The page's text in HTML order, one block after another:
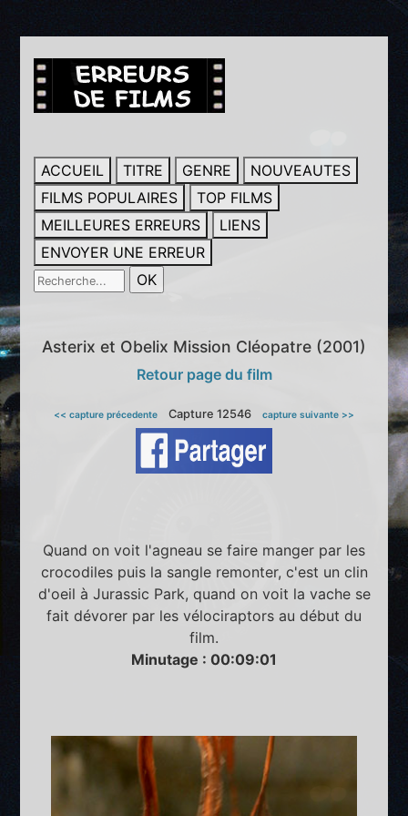
ACCUEIL TITRE GENRE
NOUVEAUTES
FILMS POPULAIRES
TOP FILMS
MEILLEURES ERREURS
LIENS
ENVOYER UNE ERREUR
Asterix et Obelix Mission Cléopatre (2001)
Retour page du film
<< capture précedente Capture 12546 capture suivante >>
Quand on voit l'agneau se faire manger par les
crocodiles puis la sangle remonter, c'est un clin
d'oeil à Jurassic Park, quand on voit la vache se
fait dévorer par les vélociraptors au début du
film.
Minutage : 00:09:01